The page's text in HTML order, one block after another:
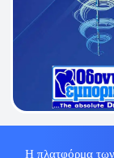
Η πλατφόρμα των